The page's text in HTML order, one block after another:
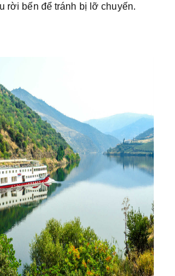
rời bến để tránh bị lỡ chuyến.